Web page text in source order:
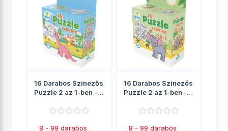
16 Darabos Színezős
Puzzle 2 az 1-ben -
8 - 99 darabos
16 Darabos Színezős
Puzzle 2 az 1-ben -
8 - 99 darabos